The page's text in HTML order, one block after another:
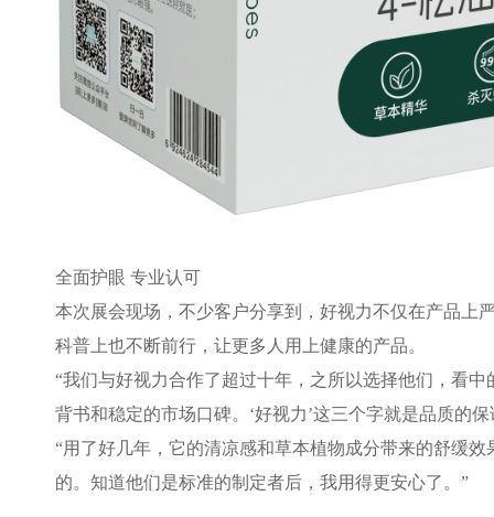
全面护眼 专业认可
本次展会现场，不少客户分享到，好视力不仅在产品上
科普上也不断前行，让更多人用上健康的产品。
“我们与好视力合作了超过十年，之所以选择他们，看中
背书和稳定的市场口碑。‘好视力’这三个字就是品质的保
“用了好几年，它的清凉感和草本植物成分带来的舒缓效
的。知道他们是标准的制定者后，我用得更安心了。”